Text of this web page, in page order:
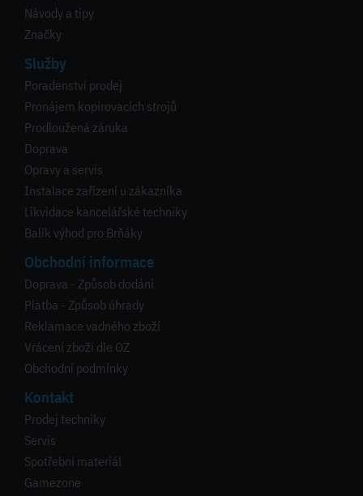
Návody a tipy
Značky
Služby
Poradenství prodej
Pronájem kopírovacích strojů
Prodloužená záruka
Doprava
Opravy a servis
Instalace zařízení u zákazníka
Likvidace kancelářské techniky
Balík výhod pro Brňáky
Obchodní informace
Doprava - Způsob dodání
Platba - Způsob úhrady
Reklamace vadného zboží
Vrácení zboží dle OZ
Obchodní podmínky
Kontakt
Prodej techniky
Servis
Spotřební materiál
Gamezone